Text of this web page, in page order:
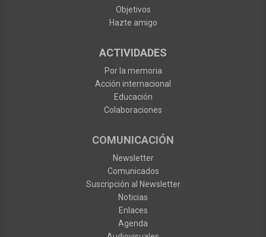
Objetivos
Hazte amigo
ACTIVIDADES
Por la memoria
Acción internacional
Educación
Colaboraciones
COMUNICACIÓN
Newsletter
Comunicados
Suscripción al Newsletter
Noticias
Enlaces
Agenda